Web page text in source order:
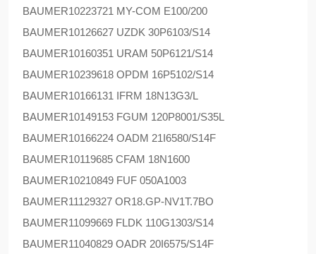
BAUMER10223721 MY-COM E100/200
BAUMER10126627 UZDK 30P6103/S14
BAUMER10160351 URAM 50P6121/S14
BAUMER10239618 OPDM 16P5102/S14
BAUMER10166131 IFRM 18N13G3/L
BAUMER10149153 FGUM 120P8001/S35L
BAUMER10166224 OADM 21I6580/S14F
BAUMER10119685 CFAM 18N1600
BAUMER10210849 FUF 050A1003
BAUMER11129327 OR18.GP-NV1T.7BO
BAUMER11099669 FLDK 110G1303/S14
BAUMER11040829 OADR 20I6575/S14F